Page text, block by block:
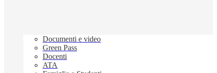
Documenti e video
Green Pass
Docenti
ATA